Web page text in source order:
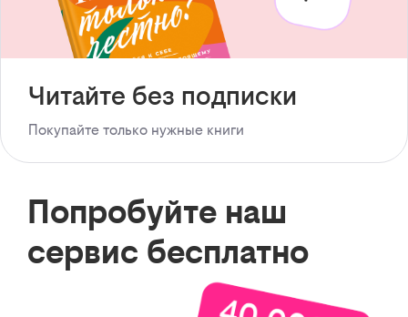
Читайте без подписки
Покупайте только нужные книги
Попробуйте наш
сервис бесплатно